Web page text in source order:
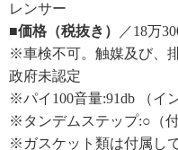
レンサー
■価格（税抜き）
／18万
※車検不可。触媒及び、
政府未認定
※パイ100音量:91db （イ
※タンデムステップ:○（
※ガスケット類は付属し